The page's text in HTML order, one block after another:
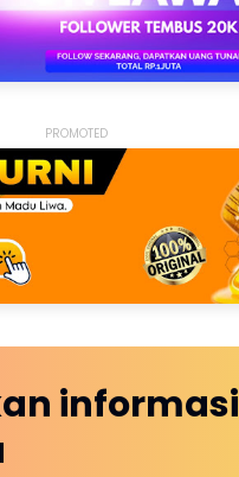
PROMOTED
informasi